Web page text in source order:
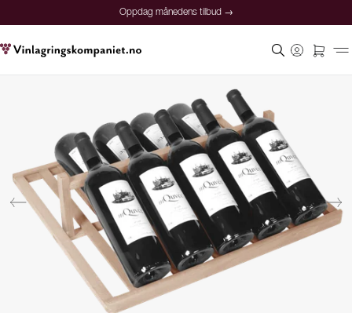
Oppdag månedens tilbud →